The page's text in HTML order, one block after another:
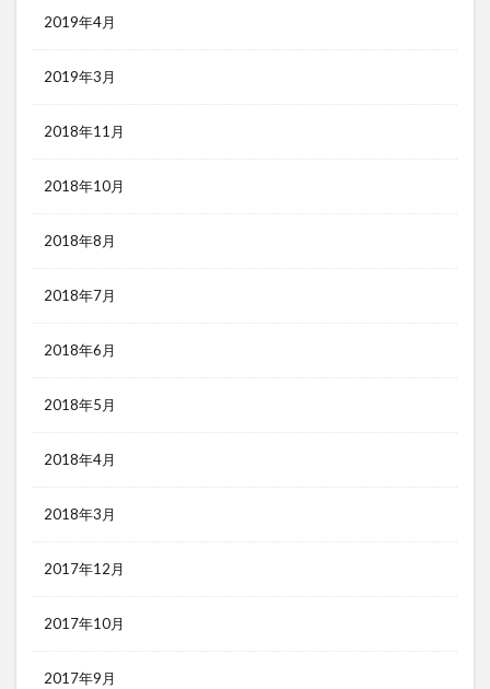
2019年4月
2019年3月
2018年11月
2018年10月
2018年8月
2018年7月
2018年6月
2018年5月
2018年4月
2018年3月
2017年12月
2017年10月
2017年9月